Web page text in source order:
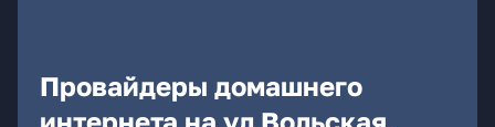
Провайдеры домашнего